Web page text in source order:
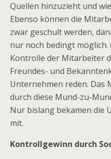
Quellen hinzuzieht und
Ebenso können die
zwar geschult werden,
nur noch bedingt möglich.
Kontrolle der Mitarbeiter
Freundes- und
Unternehmen reden. Das
durch diese Mund-zu-
Nur bislang bekamen die
mit.
Kontrollgewinn durch